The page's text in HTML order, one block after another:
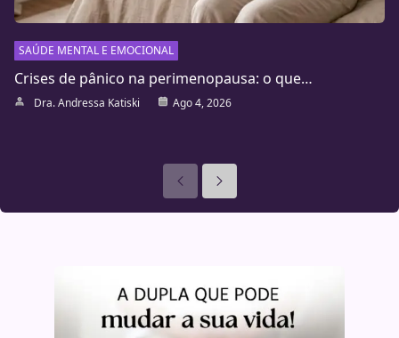
SAÚDE MENTAL E EMOCIONAL
Crises de pânico na perimenopausa: o que…
Dra. Andressa Katiski Ago 4, 2026
AnterioresSeguinte